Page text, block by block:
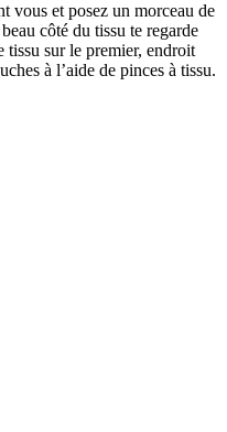
vous et posez un morceau de
côté du tissu te regarde
tissu sur le premier, endroit
à l’aide de pinces à tissu.